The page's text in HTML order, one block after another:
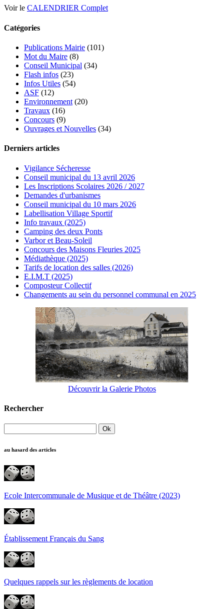
Voir le CALENDRIER Complet
Catégories
Publications Mairie (101)
Mot du Maire (8)
Conseil Municipal (34)
Flash infos (23)
Infos Utiles (54)
ASF (12)
Environnement (20)
Travaux (16)
Concours (9)
Ouvrages et Nouvelles (34)
Derniers articles
Vigilance Sécheresse
Conseil municipal du 13 avril 2026
Les Inscriptions Scolaires 2026 / 2027
Demandes d'urbanismes
Conseil municipal du 10 mars 2026
Labellisation Village Sportif
Info travaux (2025)
Camping des deux Ponts
Varbor et Beau-Soleil
Concours des Maisons Fleuries 2025
Médiathèque (2025)
Tarifs de location des salles (2026)
E.I.M.T (2025)
Composteur Collectif
Changements au sein du personnel communal en 2025
Découvrir la Galerie Photos
Rechercher
au hasard des articles
Ecole Intercommunale de Musique et de Théâtre (2023)
Établissement Français du Sang
Quelques rappels sur les règlements de location